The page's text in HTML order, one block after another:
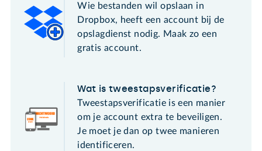
Wie bestanden wil opslaan in
Dropbox, heeft een account bij de
opslagdienst nodig. Maak zo een
gratis account.
Wat is tweestapsverificatie?
Tweestapsverificatie is een manier
om je account extra te beveiligen.
Je moet je dan op twee manieren
identificeren.